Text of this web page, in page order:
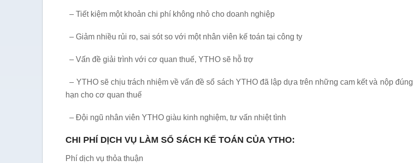
– Tiết kiệm một khoản chi phí không nhỏ cho doanh nghiệp
– Giảm nhiều rủi ro, sai sót so với một nhân viên kế toán tại công ty
– Vấn đề giải trình với cơ quan thuế, YTHO sẽ hỗ trợ
– YTHO sẽ chịu trách nhiệm về vấn đề sổ sách YTHO đã lập dựa trên những cam kết và nộp đúng
hạn cho cơ quan thuế
– Đội ngũ nhân viên YTHO giàu kinh nghiệm, tư vấn nhiệt tình
CHI PHÍ DỊCH VỤ LÀM SỔ SÁCH KẾ TOÁN CỦA YTHO:
Phí dịch vụ thỏa thuận